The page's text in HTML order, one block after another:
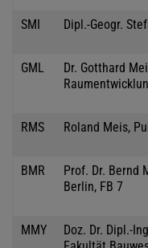
SMI Dipl.-Geogr.
GML
Dr. Gotthard
RMS Roland Meis,
BMR
Prof. Dr. Bernd
Berlin, FB 7
MMY
Doz. Dr. Dipl.-